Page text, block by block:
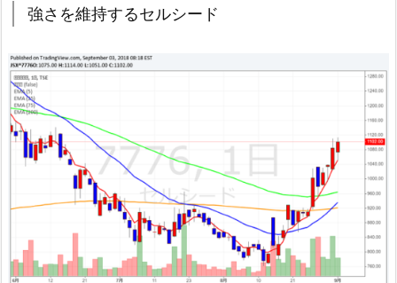
強さを維持するセルシード